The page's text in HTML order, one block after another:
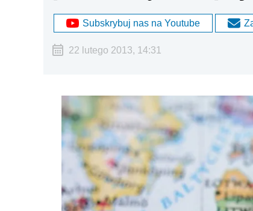
Subskrybuj nas na Youtube
22 lutego 2013, 14:31